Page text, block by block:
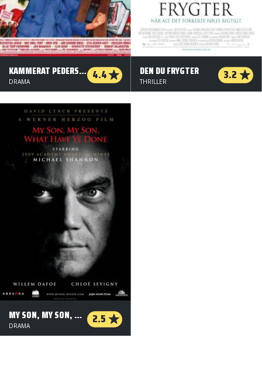
KAMMERAT PEDERSEN 4.4
DRAMA
DEN DU FRYGTER 3.2
THRILLER
MY SON, MY SON, WHAT HAVE YE DONE 2.5
DRAMA